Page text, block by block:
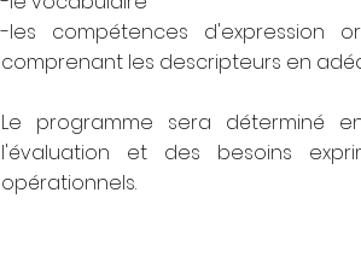
-les compétences d'expression
comprenant les descripteurs en
Le programme sera déterminé
l'évaluation et des besoins
opérationnels.